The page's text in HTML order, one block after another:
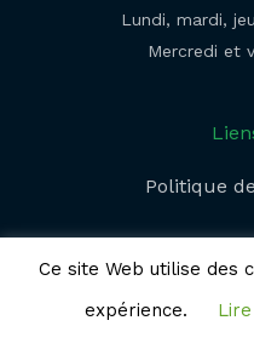
Lundi, mardi,
Mercredi et
Politique
Ce site Web utilise des
expérience.